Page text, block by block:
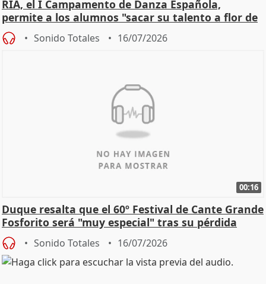
RIÁ, el I Campamento de Danza Española,
permite a los alumnos "sacar su talento a flor de
piel"
Sonido Totales 16/07/2026
00:16
Duque resalta que el 60º Festival de Cante Grande
Fosforito será "muy especial" tras su pérdida
Sonido Totales 16/07/2026